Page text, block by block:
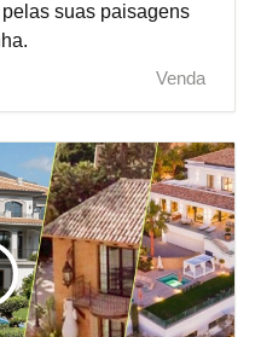
suas paisagens
Venda